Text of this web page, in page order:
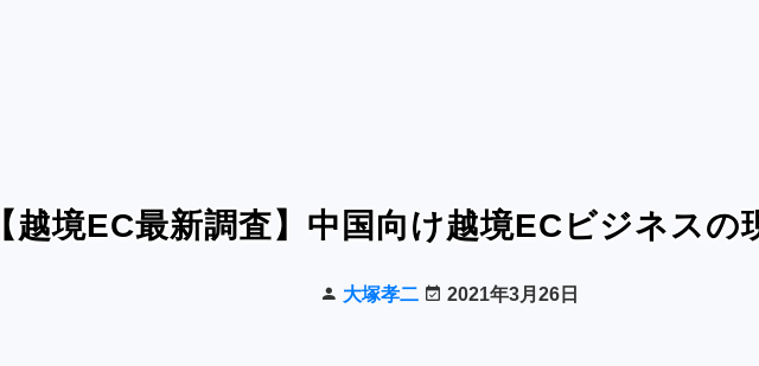
【越境EC最新調査】中国向け越境ECビジネスの
大塚孝二 2021年3月26日